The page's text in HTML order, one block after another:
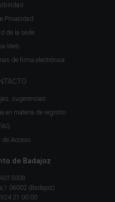
Privacidad
de la sede
Web
de firma electrónica
sugerencias...
en materia de registro
de Acceso
de Badajoz
06002 (Badajoz)
21 00 00